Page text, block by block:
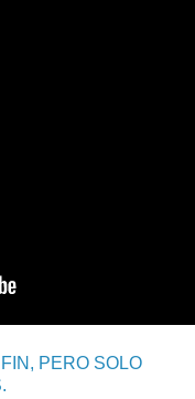
PERO SOLO